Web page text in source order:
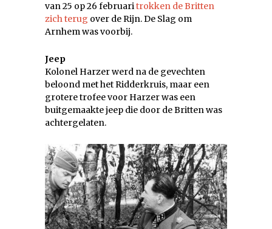
van 25 op 26 februaritrokken de Britten
zich terug over de Rijn. De Slag om
Arnhem was voorbij.
Jeep
Kolonel Harzer werd na de gevechten
beloond met het Ridderkruis, maar een
grotere trofee voor Harzer was een
buitgemaakte jeep die door de Britten was
achtergelaten.